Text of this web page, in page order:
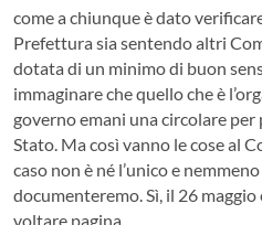
come a chiunque è dato
Prefettura sia sentendo altri
dotata di un minimo di buon
immaginare che quello che è
governo emani una circolare per
Stato. Ma così vanno le cose al
caso non è né l’unico e
documenteremo. Sì, il 26
voltare pagina